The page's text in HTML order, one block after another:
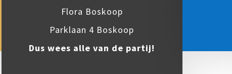
Flora Boskoop
Parklaan 4 Boskoop
Dus wees alle van de partij!